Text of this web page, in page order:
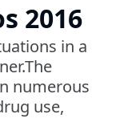
2016
in a
numerous
use,